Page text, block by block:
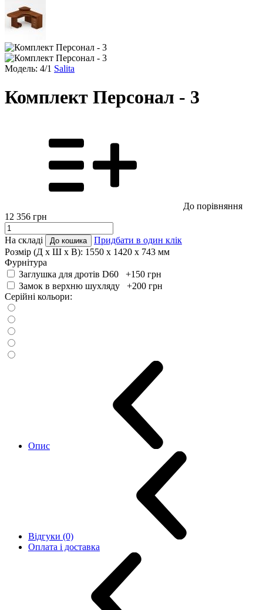
Модель: 4/1 Salita
Комплект Персонал - 3
До порівняння
12 356 грн
На складі До кошика
Придбати в один клік
Розмір (Д x Ш x В): 1550 x 1420 x 743 мм
Фурнітура
Заглушка для дротів D60 +150 грн
Замок в верхню шухляду +200 грн
Серійні кольори:
Опис
Відгуки (0)
Оплата і доставка